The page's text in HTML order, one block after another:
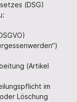
(DSG)
(Artikel
im
Löschung